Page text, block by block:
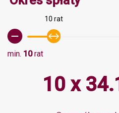
10 rat
min. 10rat
10 x